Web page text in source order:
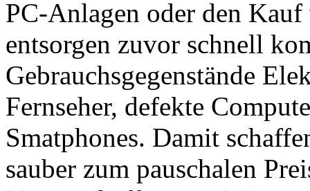
PC-Anlagen oder den
entsorgen zuvor schnell
Gebrauchsgegenstände
Fernseher, defekte
Smatphones. Damit
sauber zum pauschalen